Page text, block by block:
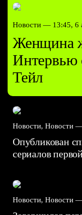
Новости — 13:45, 6
Женщина
Интервью
Тейл
Новости, Новости
Опубликован
сериалов
Новости, Новости